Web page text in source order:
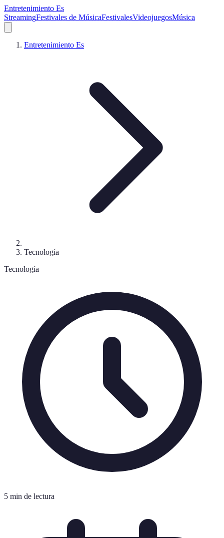
Entretenimiento Es
StreamingFestivales de MúsicaFestivalesVideojuegosMúsica
Entretenimiento Es
Tecnología
Tecnología
5 min de lectura